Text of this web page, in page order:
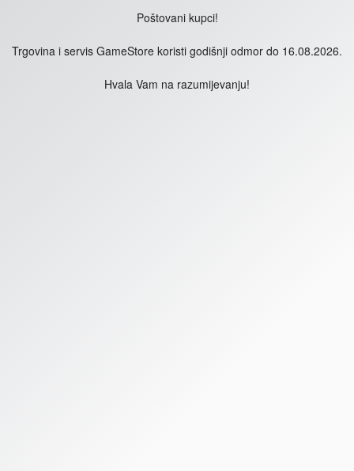
Poštovani kupci!
Trgovina i servis GameStore koristi godišnji odmor do 16.08.2026.
Hvala Vam na razumijevanju!